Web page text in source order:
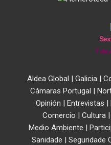
7 de
Aldea Global | Galicia|
Cámaras Portugal |
Opinión | Entrevistas |
Comercio | Cultura |
Medio Ambiente |
Sanidade | Seguridade